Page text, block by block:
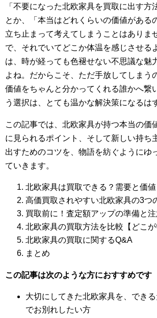
「不要になった北欧家具を買取に出す方
とか、「本当はどれくらいの価値がある
立ち止まって考えてしまうことはありま
で、それでいてどこか体温を感じさせる
は、時が経っても色褪せない不思議な魅
よね。だからこそ、ただ手放してしまう
価値をちゃんと分かってくれる誰かへ繋
う選択は、とても温かな解決策になるは
この記事では、北欧家具が持つ本当の価
に見られるポイント、そして新しい持ち
出すためのコツを、物語を紡ぐようにゆ
ていきます。
北欧家具は買取できる？需要と価値
高価買取されやすい北欧家具の3つ
買取前に！査定額アップの準備と
北欧家具の買取方法を比較【どこが
北欧家具の買取に関するQ&A
まとめ
この記事は次のような方におすすめです
大切にしてきた北欧家具を、でき
でお別れしたい方